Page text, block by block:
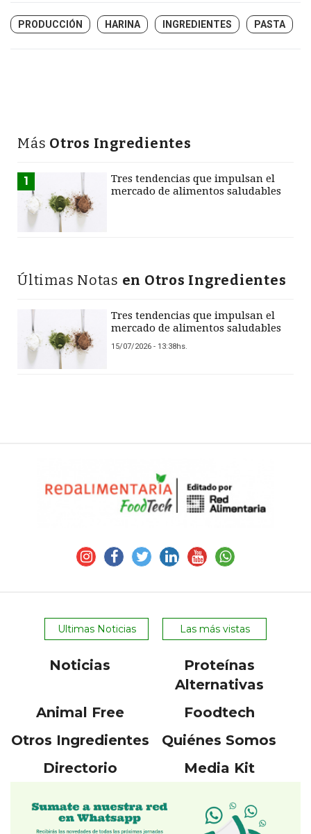
PRODUCCIÓN HARINA INGREDIENTES PASTA
Más Otros Ingredientes
1
Tres tendencias que impulsan el
mercado de alimentos saludables
Últimas Notas en Otros Ingredientes
Tres tendencias que impulsan el
mercado de alimentos saludables
15/07/2026 - 13:38hs.
Ultimas Noticias Las más vistas
Noticias
Proteínas
Alternativas
Animal Free
Foodtech
Otros Ingredientes
Quiénes Somos
Directorio
Media Kit